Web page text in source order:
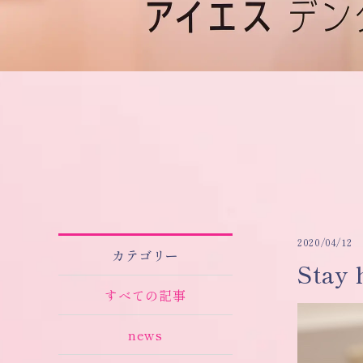
カテゴリー
すべての記事
news
2020/04/12
Stay